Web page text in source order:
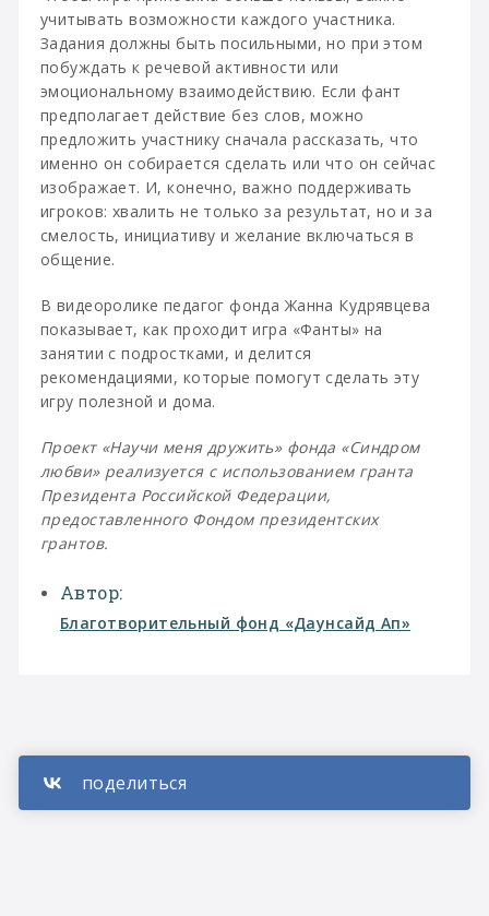
учитывать возможности каждого участника.
Задания должны быть посильными, но при этом
побуждать к речевой активности или
эмоциональному взаимодействию. Если фант
предполагает действие без слов, можно
предложить участнику сначала рассказать, что
именно он собирается сделать или что он сейчас
изображает. И, конечно, важно поддерживать
игроков: хвалить не только за результат, но и за
смелость, инициативу и желание включаться в
общение.
В видеоролике педагог фонда Жанна Кудрявцева
показывает, как проходит игра «Фанты» на
занятии с подростками, и делится
рекомендациями, которые помогут сделать эту
игру полезной и дома.
Проект «Научи меня дружить» фонда «Синдром
любви» реализуется с использованием гранта
Президента Российской Федерации,
предоставленного Фондом президентских
грантов.
Автор:
Благотворительный фонд «Даунсайд Ап»